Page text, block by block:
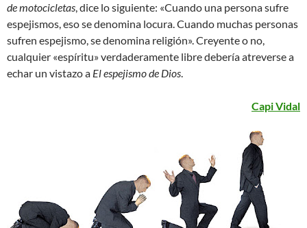
de motocicletas, dice lo siguiente: «Cuando una persona sufre
espejismos, eso se denomina locura. Cuando muchas personas
sufren espejismo, se denomina religión». Creyente o no,
cualquier «espíritu» verdaderamente libre debería atreverse a
echar un vistazo a El espejismo de Dios.
Capi Vidal